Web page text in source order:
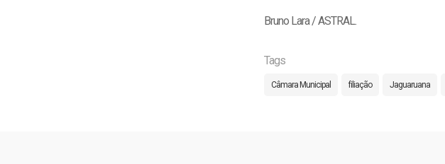
Bruno Lara / ASTRAL.
Tags
Câmara Municipal filiação Jaguaruana